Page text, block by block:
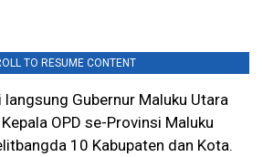
TO RESUME CONTENT
Gubernur Maluku Utara
OPD se-Provinsi Maluku
10 Kabupaten dan Kota.